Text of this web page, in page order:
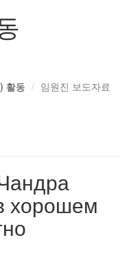
활동 임원진 보도자료
хорошем